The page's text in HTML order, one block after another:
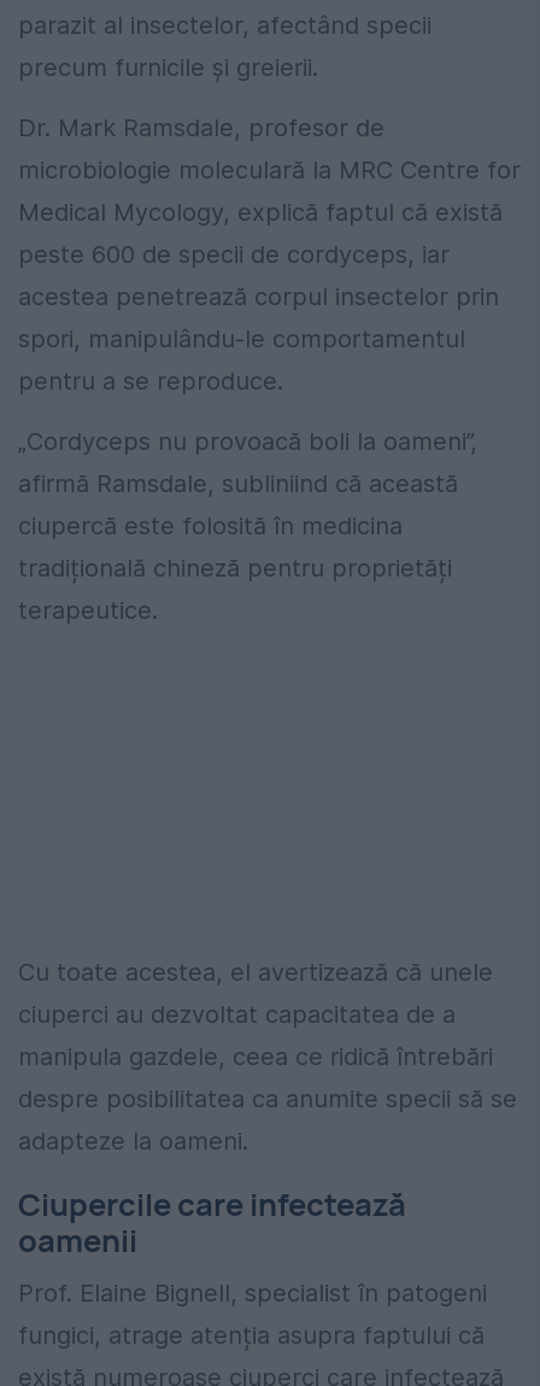
parazit al insectelor, afectând specii
precum furnicile și greierii.
Dr. Mark Ramsdale, profesor de
microbiologie moleculară la MRC Centre for
Medical Mycology, explică faptul că există
peste 600 de specii de cordyceps, iar
acestea penetrează corpul insectelor prin
spori, manipulându-le comportamentul
pentru a se reproduce.
„Cordyceps nu provoacă boli la oameni”,
afirmă Ramsdale, subliniind că această
ciupercă este folosită în medicina
tradițională chineză pentru proprietăți
terapeutice.
Cu toate acestea, el avertizează că unele
ciuperci au dezvoltat capacitatea de a
manipula gazdele, ceea ce ridică întrebări
despre posibilitatea ca anumite specii să se
adapteze la oameni.
Ciupercile care infectează
oamenii
Prof. Elaine Bignell, specialist în patogeni
fungici, atrage atenția asupra faptului că
există numeroase ciuperci care infectează